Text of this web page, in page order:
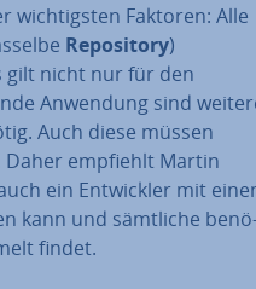
wich­tigs­ten Faktoren: Alle
Re­po­si­to­ry)
gilt nicht nur für den
Anwendung sind
Auch diese müssen
empfiehlt Martin
ein Ent­wick­ler mit
kann und sämtliche
findet.